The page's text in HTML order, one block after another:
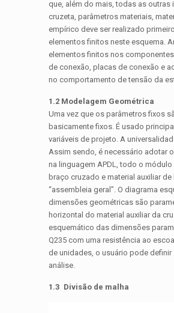
que, além do mais, todas as
cruzeta, parâmetros materiais,
empírico deve ser realizado
elementos finitos neste esquema.
elementos finitos nos
de conexão, placas de conexão e
no comportamento de tensão da
1.2 Modelagem Geométrica
Uma vez que os parâmetros fixos
basicamente fixos. É usado
variáveis ​​de projeto. A
Assim sendo, é necessário adotar
na linguagem APDL, todo o
braço cruzado e material auxiliar
“assembleia geral”. O diagrama
dimensões geométricas são
horizontal do material auxiliar da
esquemático das dimensões
Q235 com uma resistência ao
de unidades, o usuário pode
análise.
1.3 Divisão de malha